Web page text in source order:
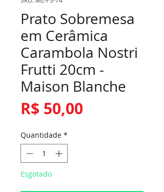
Prato Sobremesa
em Cerâmica
Carambola Nostri
Frutti 20cm -
Maison Blanche
R$ 50,00
Quantidade *
Esgotado